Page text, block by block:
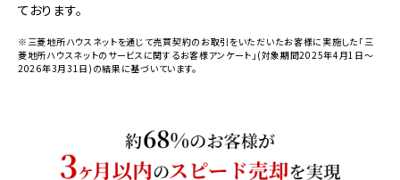
ております。
※三菱地所ハウスネットを通じて売買契約のお取引をいただいたお客様に実施した「三
菱地所ハウスネットのサービスに関するお客様アンケート」(対象期間2025年4月1日～
2026年3月31日)の結果に基づいています。